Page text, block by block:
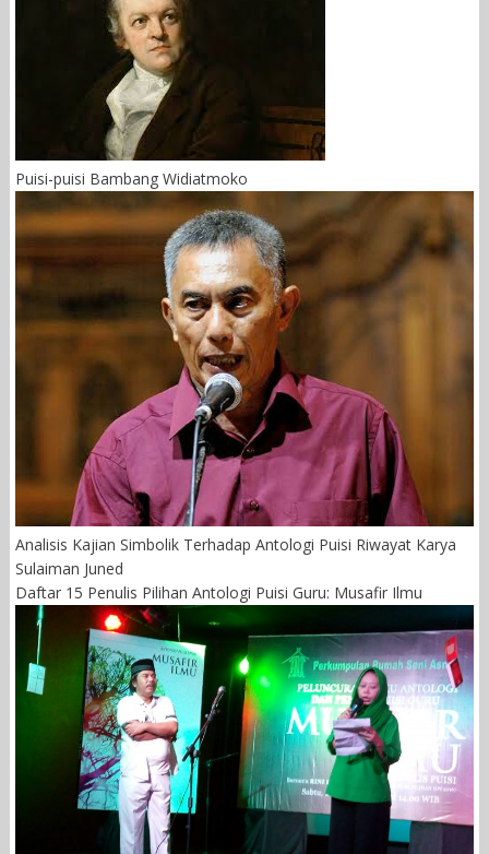
Puisi-puisi Bambang Widiatmoko
Analisis Kajian Simbolik Terhadap Antologi Puisi Riwayat Karya
Sulaiman Juned
Daftar 15 Penulis Pilihan Antologi Puisi Guru: Musafir Ilmu